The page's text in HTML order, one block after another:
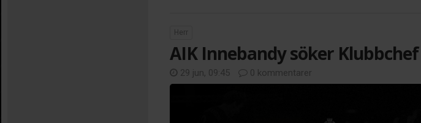
Herr
AIK Innebandy söker Klubbchef
29 jun, 09:45 0 kommentarer